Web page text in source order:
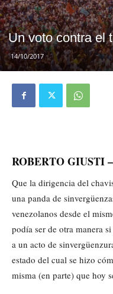
Un voto contra el
14/10/2017
ROBERTO GIUSTI –
Que la dirigencia del
una panda de
venezolanos desde el
podía ser de otra manera
a un acto de
estado del cual se hizo
misma (en parte) que hoy